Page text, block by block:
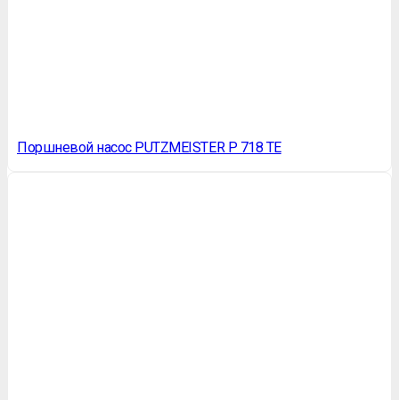
Поршневой насос PUTZMEISTER P 718 TE